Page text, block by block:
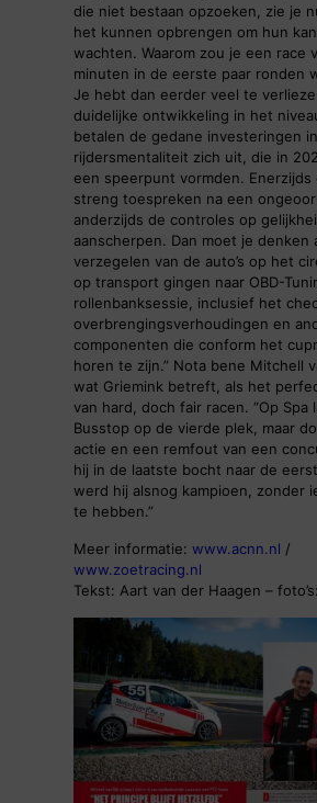
die niet bestaan opzoeken, zie je
het kunnen opbrengen om hun
wachten. Waarom zou je een race
minuten in de eerste paar ronden
Je hebt dan eerder veel te
duidelijke ontwikkeling in het
betalen de gedane investeringen in
rijdersmentaliteit zich uit, die in
een speerpunt vormden. Enerzijds
streng toespreken na een
anderzijds de controles op
aanscherpen. Dan moet je denken
verzegelen van de auto’s op het
op transport gingen naar OBD-
rollenbanksessie, inclusief het
overbrengingsverhoudingen en
componenten die conform het
horen te zijn.” Nota bene Mitchell
wat Griemink betreft, als het
van hard, doch fair racen. “Op Spa
Busstop op de vierde plek, maar
actie en een remfout van een
hij in de laatste bocht naar de
werd hij alsnog kampioen, zonder
te hebben.”
Meer informatie: www.acnn.nl /
www.zoetracing.nl
Tekst: Aart van der Haagen –